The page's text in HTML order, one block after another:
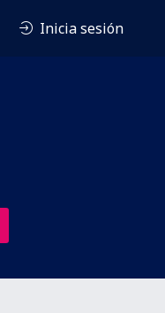
Inicia sesión